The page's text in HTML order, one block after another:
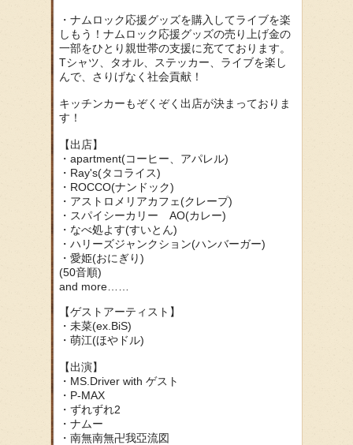
・ナムロック応援グッズを購入してライブを楽
しもう！ナムロック応援グッズの売り上げ金の
一部をひとり親世帯の支援に充てております。
Tシャツ、タオル、ステッカー、ライブを楽し
んで、さりげなく社会貢献！
キッチンカーもぞくぞく出店が決まっておりま
す！
【出店】
・apartment(コーヒー、アパレル)
・Ray's(タコライス)
・ROCCO(ナンドック)
・アストロメリアカフェ(クレープ)
・スパイシーカリー AO(カレー)
・なべ処よす(すいとん)
・ハリーズジャンクション(ハンバーガー)
・愛姫(おにぎり)
(50音順)
and more……
【ゲストアーティスト】
・未菜(ex.BiS)
・萌江(ほやドル)
【出演】
・MS.Driver with ゲスト
・P-MAX
・ずれずれ2
・ナムー
・南無南無卍我亞流図